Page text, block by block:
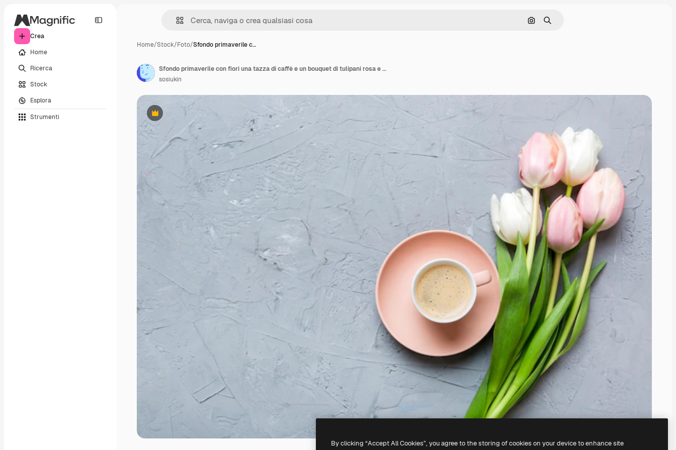
Crea
Home
Ricerca
Stock
Esplora
Strumenti
Cerca per immagine
Ricerca
Home/Stock/Foto/Sfondo primaverile c…
Premium
Sfondo primaverile con fiori una tazza di caffè e un bouquet di tulipani rosa e bianchi su sfondo tavolo colorato con posto per testo Copia spazio vista dall'alto
sosiukin
By clicking “Accept All Cookies”, you agree to the storing of cookies on your device to enhance site